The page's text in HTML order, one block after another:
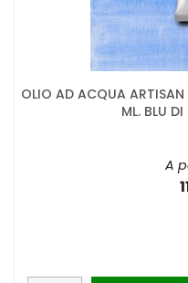
OLIO AD ACQUA
ML. BLU
A